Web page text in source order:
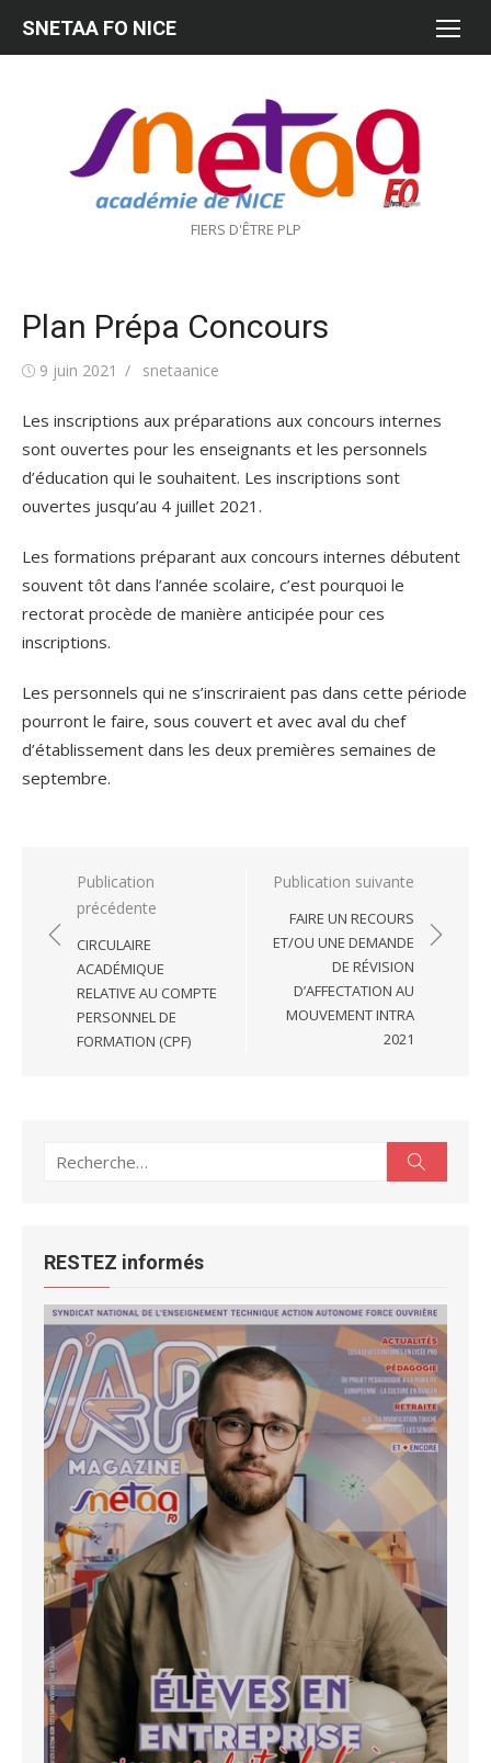
FIERS D'ÊTRE PLP
SNETAA FO NICE
Plan Prépa Concours
Publié9 juin 2021 Auteur/autrice
snetaanice
Les inscriptions aux préparations aux concours internes
sont ouvertes pour les enseignants et les personnels
d’éducation qui le souhaitent. Les inscriptions sont
ouvertes jusqu’au 4 juillet 2021.
Les formations préparant aux concours internes débutent
souvent tôt dans l’année scolaire, c’est pourquoi le
rectorat procède de manière anticipée pour ces
inscriptions.
Les personnels qui ne s’inscriraient pas dans cette période
pourront le faire, sous couvert et avec aval du chef
d’établissement dans les deux premières semaines de
septembre.
Navigation
l’article
Publication
précédente
CIRCULAIRE
ACADÉMIQUE
RELATIVE AU COMPTE
PERSONNEL DE
FORMATION (CPF)
Publication suivante
FAIRE UN RECOURS
ET/OU UNE DEMANDE
DE RÉVISION
D’AFFECTATION AU
MOUVEMENT INTRA
2021
Recherche
RESTEZ informés